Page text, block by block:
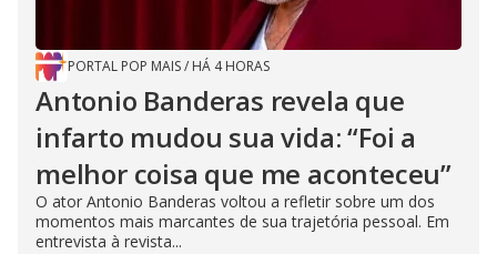
PORTAL POP MAIS/ HÁ 4 HORAS
Antonio Banderas revela que
infarto mudou sua vida: “Foi a
melhor coisa que me aconteceu”
O ator Antonio Banderas voltou a refletir sobre um dos
momentos mais marcantes de sua trajetória pessoal. Em
entrevista à revista...